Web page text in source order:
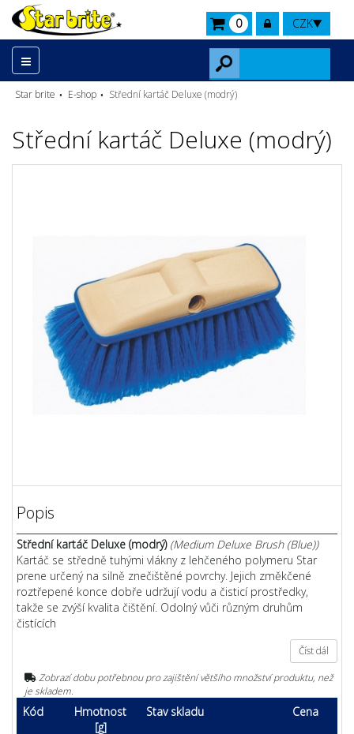
CZK
0
Star brite E-shop Střední kartáč Deluxe (modrý)
Střední kartáč Deluxe (modrý)
Popis
Střední kartáč Deluxe (modrý)(Medium Deluxe Brush (Blue))
Kartáč se středně tuhými vlákny z lehčeného polymeru Star
prene určený na silně znečištěné povrchy. Jejich změkčené
roztřepené konce dobře udržují vodu a čisticí prostředky,
takže se zvýší kvalita čištění. Odolný vůči různým druhům
čistících
Číst dál
Zobrazí dobu potřebnou pro zajištění většího množství produktu, než
je skladem.
Kód
Hmotnost
[g]
Stav skladu Cena